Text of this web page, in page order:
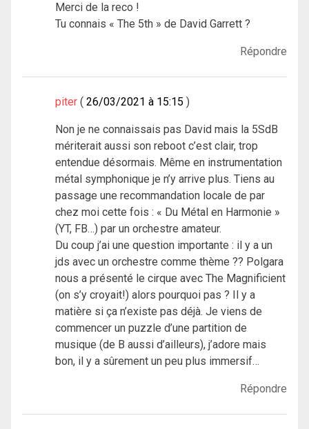
Merci de la reco !
Tu connais « The 5th » de David Garrett ?
Répondre
piter 26/03/2021 à 15:15
Non je ne connaissais pas David mais la 5SdB
mériterait aussi son reboot c’est clair, trop
entendue désormais. Même en instrumentation
métal symphonique je n’y arrive plus. Tiens au
passage une recommandation locale de par
chez moi cette fois : « Du Métal en Harmonie »
(YT, FB…) par un orchestre amateur.
Du coup j’ai une question importante : il y a un
jds avec un orchestre comme thème ?? Polgara
nous a présenté le cirque avec The Magnificient
(on s’y croyait!) alors pourquoi pas ? Il y a
matière si ça n’existe pas déjà. Je viens de
commencer un puzzle d’une partition de
musique (de B aussi d’ailleurs), j’adore mais
bon, il y a sûrement un peu plus immersif…
Répondre